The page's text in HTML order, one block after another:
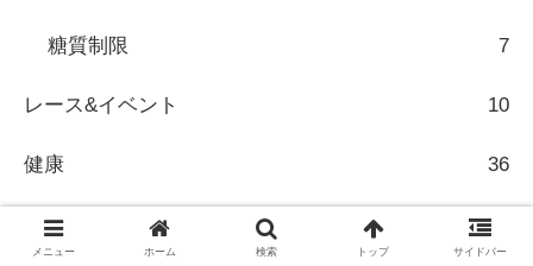
糖質制限 7
レース&イベント 10
健康 36
通勤
メニュー ホーム 検索 トップ サイドバー